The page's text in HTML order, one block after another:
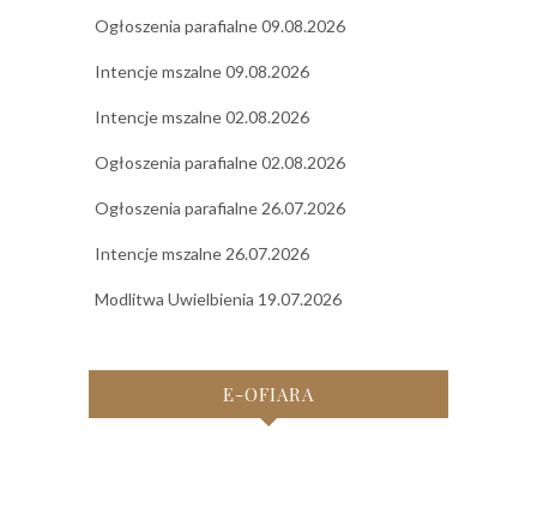
Ogłoszenia parafialne 09.08.2026
Intencje mszalne 09.08.2026
Intencje mszalne 02.08.2026
Ogłoszenia parafialne 02.08.2026
Ogłoszenia parafialne 26.07.2026
Intencje mszalne 26.07.2026
Modlitwa Uwielbienia 19.07.2026
E-OFIARA